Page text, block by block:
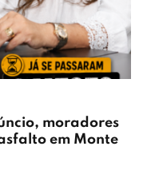
moradores
em Monte